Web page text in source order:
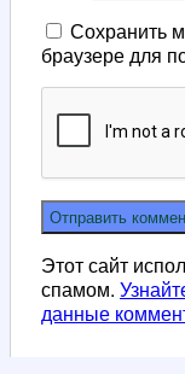
Сохранить
браузере для
Этот сайт
спамом.
данные